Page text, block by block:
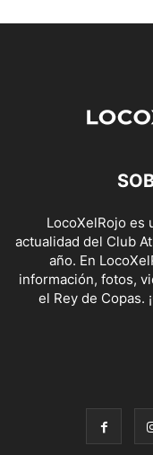
LocoXelRojo es
actualidad del Club
año. En
información, fotos,
el Rey de Copas.